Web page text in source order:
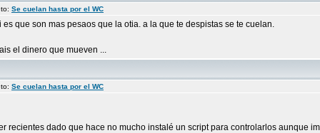
Se cuelan hasta por el WC
que son mas pesaos que la otia. a la que te despistas se te cuelan.
el dinero que mueven ...
Se cuelan hasta por el WC
recientes dado que hace no mucho instalé un script para controlarlos aunque